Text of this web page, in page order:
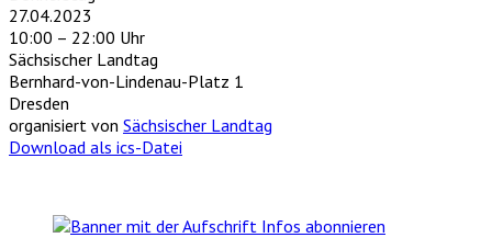
27.04.2023
10:00 – 22:00 Uhr
Sächsischer Landtag
Bernhard-von-Lindenau-Platz 1
Dresden
organisiert von Sächsischer Landtag
Download als ics-Datei